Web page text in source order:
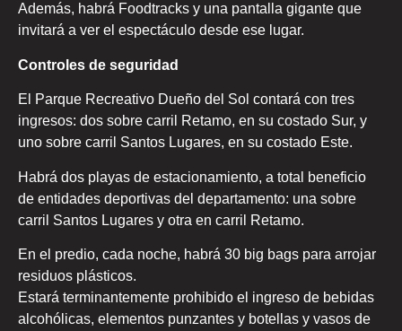
Además, habrá Foodtracks y una pantalla gigante que
invitará a ver el espectáculo desde ese lugar.
Controles de seguridad
El Parque Recreativo Dueño del Sol contará con tres
ingresos: dos sobre carril Retamo, en su costado Sur, y
uno sobre carril Santos Lugares, en su costado Este.
Habrá dos playas de estacionamiento, a total beneficio
de entidades deportivas del departamento: una sobre
carril Santos Lugares y otra en carril Retamo.
En el predio, cada noche, habrá 30 big bags para arrojar
residuos plásticos.
Estará terminantemente prohibido el ingreso de bebidas
alcohólicas, elementos punzantes y botellas y vasos de